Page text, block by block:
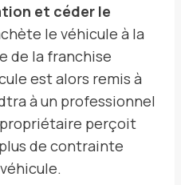
et céder le
le véhicule à la
de la franchise
est alors remis à
à un professionnel
perçoit
de contrainte